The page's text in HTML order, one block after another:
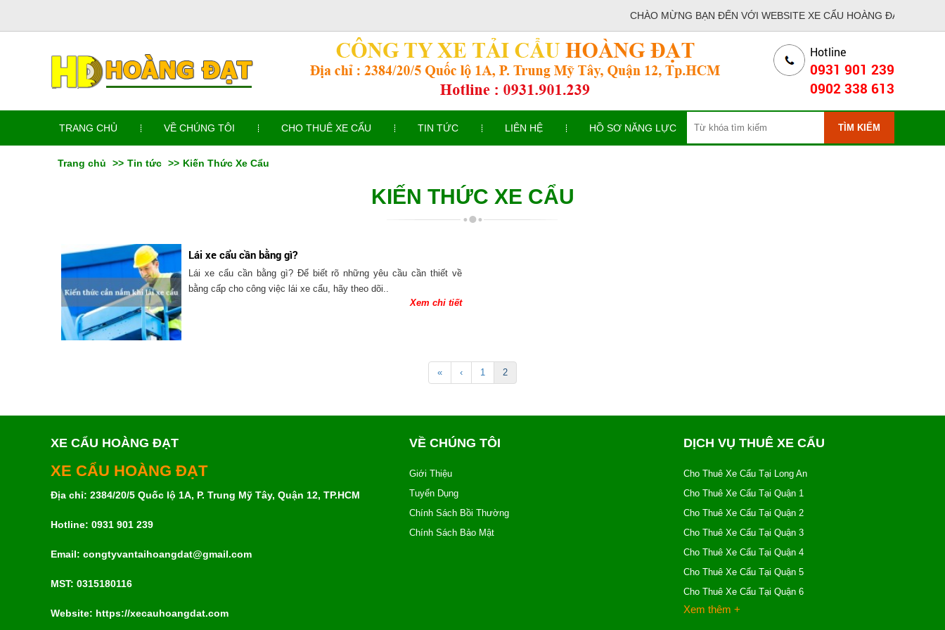
CHÀO MỪNG BẠN ĐẾN VỚI WEBSITE XE CẨU HOÀNG ĐẠT - CÔNG
Hotline
0931 901 239
0902 338 613
TRANG CHỦ VỀ CHÚNG TÔI CHO THUÊ XE CẨU TIN TỨC LIÊN HỆ HỒ SƠ NĂNG LỰC TÌM KIẾM
Trang chủ Tin tức Kiến Thức Xe Cẩu
KIẾN THỨC XE CẨU
Lái xe cẩu cần bằng gì?
Lái xe cẩu cần bằng gì? Để biết rõ những yêu cầu cần thiết về
bằng cấp cho công việc lái xe cẩu, hãy theo dõi..
Xem chi tiết
« ‹ 1 2
XE CẨU HOÀNG ĐẠT
XE CẨU HOÀNG ĐẠT
Địa chỉ: 2384/20/5 Quốc lộ 1A, P. Trung Mỹ Tây, Quận 12, TP.HCM
Hotline: 0931 901 239
Email: congtyvantaihoangdat@gmail.com
MST: 0315180116
Website: https://xecauhoangdat.com
VỀ CHÚNG TÔI
Giới Thiệu
Tuyển Dụng
Chính Sách Bồi Thường
Chính Sách Bảo Mật
DỊCH VỤ THUÊ XE CẨU
Cho Thuê Xe Cẩu Tại Long An
Cho Thuê Xe Cẩu Tại Quận 1
Cho Thuê Xe Cẩu Tại Quận 2
Cho Thuê Xe Cẩu Tại Quận 3
Cho Thuê Xe Cẩu Tại Quận 4
Cho Thuê Xe Cẩu Tại Quận 5
Cho Thuê Xe Cẩu Tại Quận 6
Xem thêm +